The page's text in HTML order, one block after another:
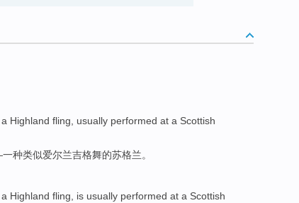
a Highland fling, usually performed at a Scottish
一种类似爱尔兰吉格舞的苏格兰。
a Highland fling, is usually performed at a Scottish